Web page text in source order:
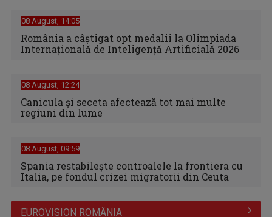
08 August, 14:05
România a câștigat opt medalii la Olimpiada
Internațională de Inteligență Artificială 2026
08 August, 12:24
Canicula şi seceta afectează tot mai multe
regiuni din lume
08 August, 09:59
Spania restabileşte controalele la frontiera cu
Italia, pe fondul crizei migratorii din Ceuta
EUROVISION ROMÂNIA